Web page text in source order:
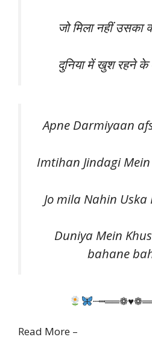
जो मिला नहीं उसका
दुनिया में खुश रहने के
Apne Darmiyaan
Imtihan Jindagi
Jo mila Nahin
Duniya Mein
bahane
Read More –